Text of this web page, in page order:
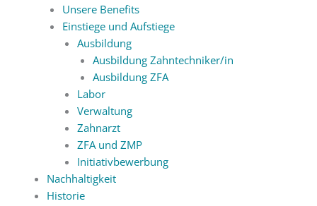
Unsere Benefits
Einstiege und Aufstiege
Ausbildung
Ausbildung Zahntechniker/in
Ausbildung ZFA
Labor
Verwaltung
Zahnarzt
ZFA und ZMP
Initiativbewerbung
Nachhaltigkeit
Historie